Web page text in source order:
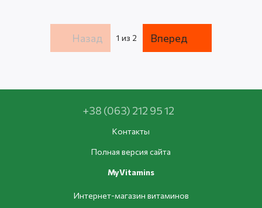
Назад 1 из 2 Вперед
+38 (063) 212 95 12
Контакты
Полная версия сайта
MyVitamins
Интернет-магазин витаминов